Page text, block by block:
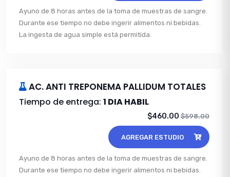
Ayuno de 8 horas antes de la toma de muestras de sangre.
Durante ese tiempo no debe ingerir alimentos ni bebidas.
La ingesta de agua simple está permitida.
AC. ANTI TREPONEMA PALLIDUM TOTALES
Tiempo de entrega: 1 DIA HABIL
$460.00 $598.00
AGREGAR ESTUDIO
Ayuno de 8 horas antes de la toma de muestras de sangre.
Durante ese tiempo no debe ingerir alimentos ni bebidas.